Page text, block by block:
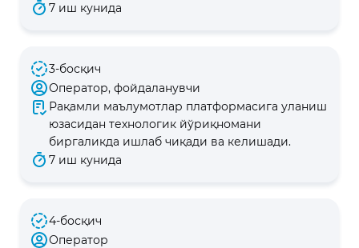
7 иш кунида
3-босқич
Оператор, фойдаланувчи
Рақамли маълумотлар платформасига уланиш
юзасидан технологик йўриқномани
биргаликда ишлаб чиқади ва келишади.
7 иш кунида
4-босқич
Оператор